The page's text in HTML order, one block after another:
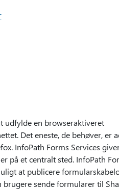
udfylde en browseraktiveret
Det eneste, de behøver, er
InfoPath Forms Services
et centralt sted. InfoPath
at publicere
sende formularer til